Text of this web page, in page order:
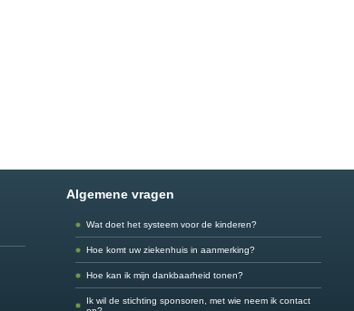
Algemene vragen
Wat doet het systeem voor de kinderen?
Hoe komt uw ziekenhuis in aanmerking?
Hoe kan ik mijn dankbaarheid tonen?
Ik wil de stichting sponsoren, met wie neem ik contact